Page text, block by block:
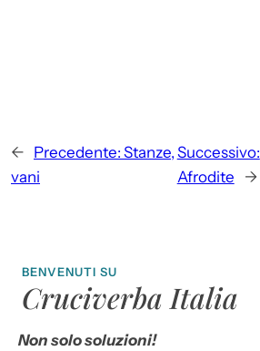
← Precedente: Stanze,
vani
Successivo:
Afrodite
→
BENVENUTI SU
Cruciverba Italia
Non solo soluzioni!